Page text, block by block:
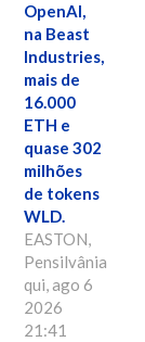
OpenAI,
na Beast
Industries,
mais de
16.000
ETH e
quase 302
milhões
de tokens
WLD.
EASTON,
Pensilvânia,
qui, ago 6
2026
21:41